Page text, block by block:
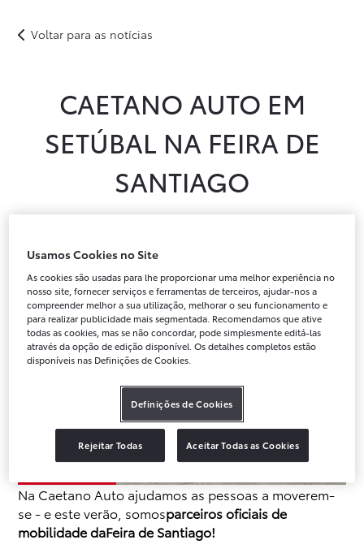
Instalações
Campanha Caetano GO
Voltar para as notícias
CAETANO AUTO EM
SETÚBAL NA FEIRA DE
SANTIAGO
Na Caetano Auto ajudamos as pessoas a moverem-
se - e este verão, somosparceiros oficiais de
mobilidade daFeira de Santiago!
Usamos Cookies no Site
As cookies são usadas para lhe proporcionar uma melhor experiência no
nosso site, fornecer serviços e ferramentas de terceiros, ajudar-nos a
compreender melhor a sua utilização, melhorar o seu funcionamento e
para realizar publicidade mais segmentada. Recomendamos que ative
todas as cookies, mas se não concordar, pode simplesmente editá-las
através da opção de edição disponível. Os detalhes completos estão
disponíveis nas Definições de Cookies.
Definições de Cookies
Rejeitar Todas Aceitar Todas as Cookies